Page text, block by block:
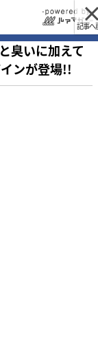
記事へ
臭いに加えて
ンが登場!!